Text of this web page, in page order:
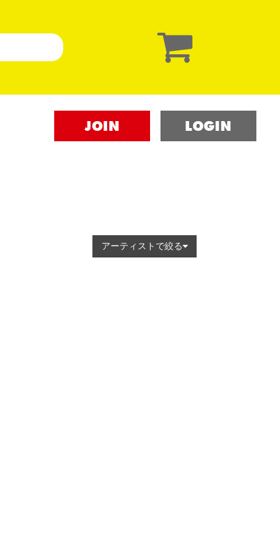
JOIN LOGIN
アーティストで絞る